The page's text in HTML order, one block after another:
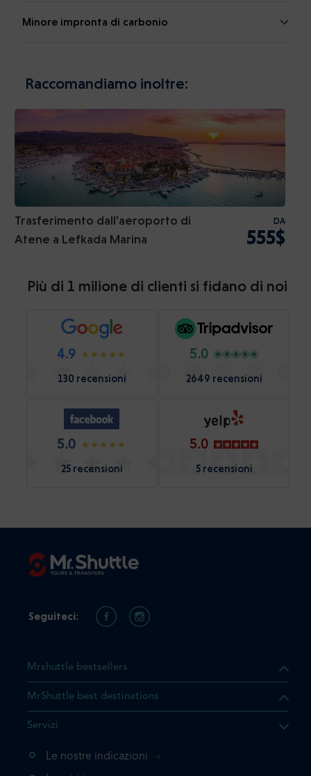
Minore impronta di carbonio
Raccomandiamo inoltre:
Trasferimento dall'aeroporto di
Atene a Lefkada Marina
DA
555$
Più di 1 milione di clienti si fidano di noi
4.9
130 recensioni
5.0
2649 recensioni
5.0
25 recensioni
5.0
5 recensioni
il prodotto che state
nuovamente, la
Mrshuttle bestsellers
MrShuttle best destinations
Servizi
Le nostre indicazioni
Seguiteci: